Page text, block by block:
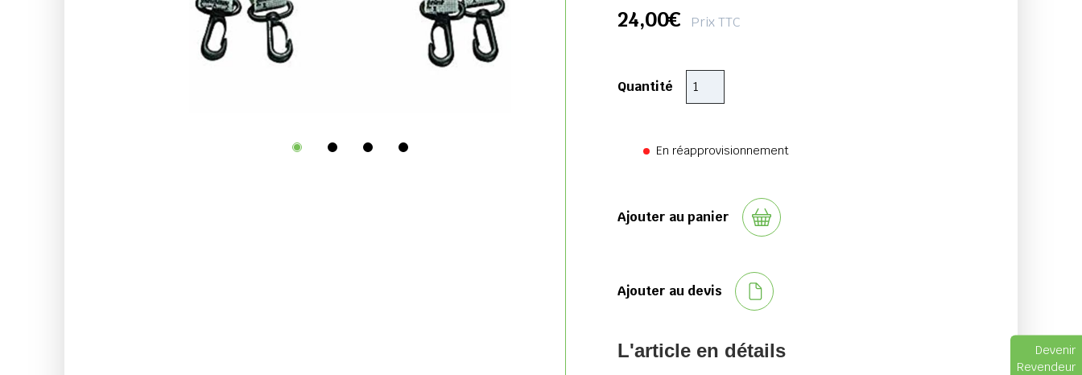
24,00€ Prix TTC
Quantité
En réapprovisionnement
Ajouter au panier
Ajouter au devis
L'article en détails
Devenir
Revendeur